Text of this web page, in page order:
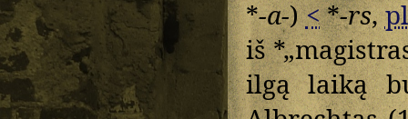
*-a-)<*-rs,
iš
ilgą laiką